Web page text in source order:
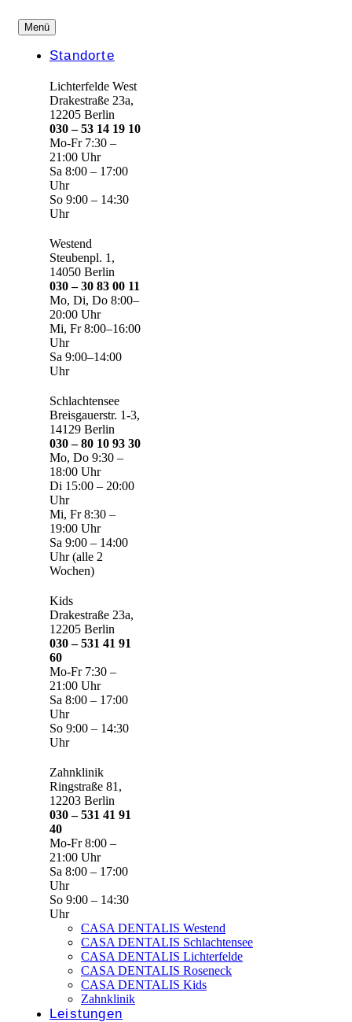
Menü
Standorte
Lichterfelde West
Drakestraße 23a,
12205 Berlin
030 – 53 14 19 10
Mo-Fr 7:30 –
21:00 Uhr
Sa 8:00 – 17:00
Uhr
So 9:00 – 14:30
Uhr
Westend
Steubenpl. 1,
14050 Berlin
030 – 30 83 00 11
Mo, Di, Do 8:00–
20:00 Uhr
Mi, Fr 8:00–16:00
Uhr
Sa 9:00–14:00
Uhr
Schlachtensee
Breisgauerstr. 1-3,
14129 Berlin
030 – 80 10 93 30
Mo, Do 9:30 –
18:00 Uhr
Di 15:00 – 20:00
Uhr
Mi, Fr 8:30 –
19:00 Uhr
Sa 9:00 – 14:00
Uhr (alle 2
Wochen)
Kids
Drakestraße 23a,
12205 Berlin
030 – 531 41 91
60
Mo-Fr 7:30 –
21:00 Uhr
Sa 8:00 – 17:00
Uhr
So 9:00 – 14:30
Uhr
Zahnklinik
Ringstraße 81,
12203 Berlin
030 – 531 41 91
40
Mo-Fr 8:00 –
21:00 Uhr
Sa 8:00 – 17:00
Uhr
So 9:00 – 14:30
Uhr
CASA DENTALIS Westend
CASA DENTALIS Schlachtensee
CASA DENTALIS Lichterfelde
CASA DENTALIS Roseneck
CASA DENTALIS Kids
Zahnklinik
Leistungen